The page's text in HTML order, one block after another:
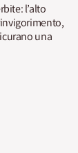
l’alto
una